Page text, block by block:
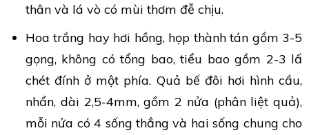
thân và lá vò có mùi thơm đễ chịu.
Hoa trắng hay hơi hồng, họp thành tán gồm 3-5
gọng, không có tổng bao, tiểu bao gồm 2-3 lấ
chét đính ở một phía. Quả bế đôi hơi hình cầu,
nhẩn, dài 2,5-4mm, gồm 2 nửa (phân liệt quả),
mỗi nửa có 4 sống thẳng và hai sống chung cho